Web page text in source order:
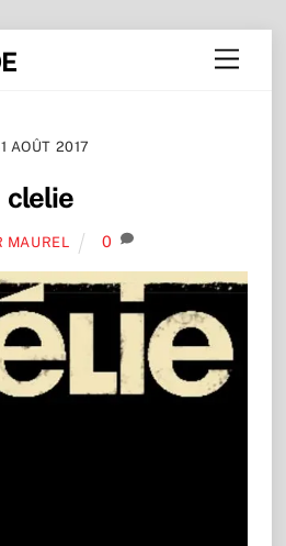
Menu
AOÛT 2017
clelie
MAUREL 0